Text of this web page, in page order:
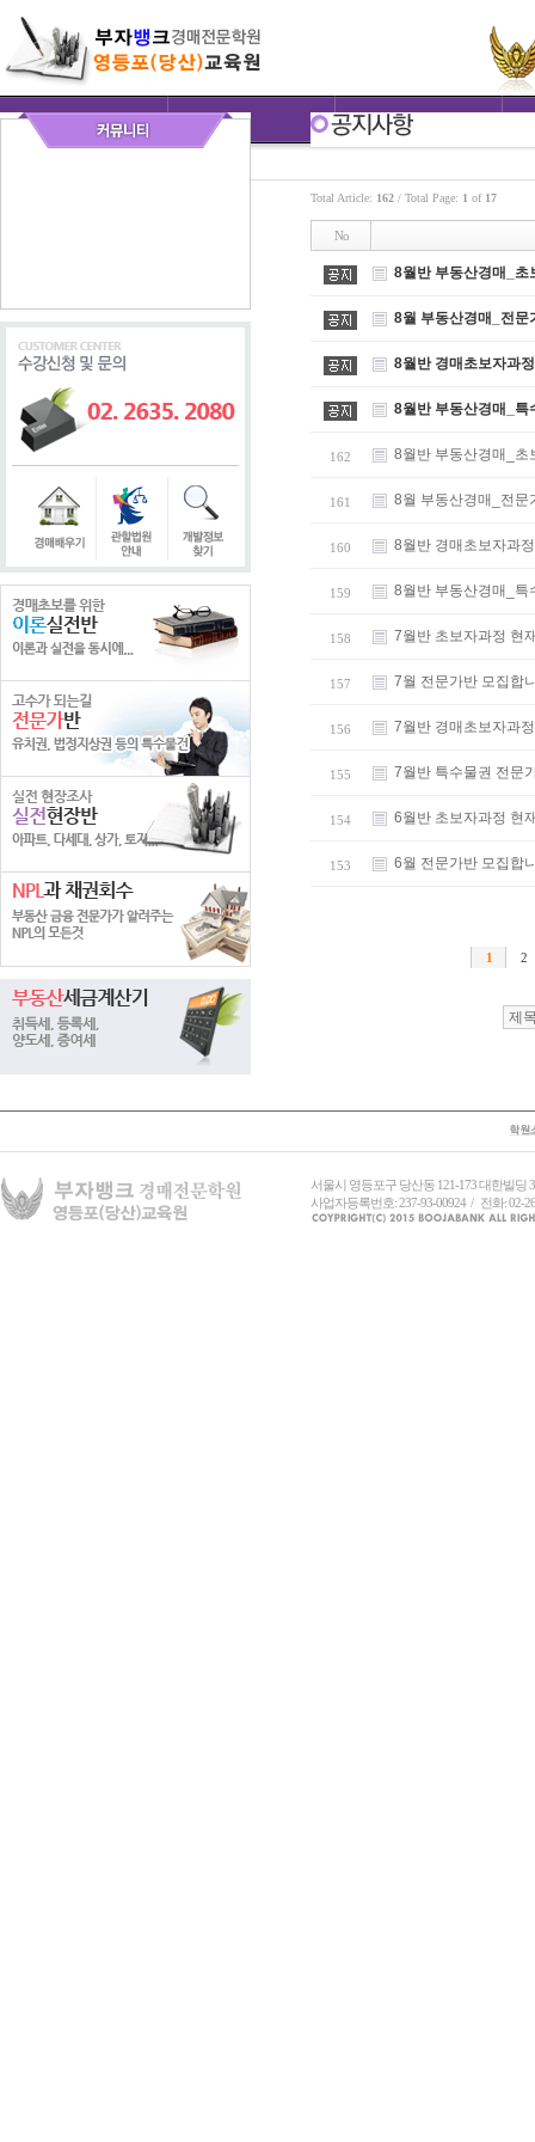
Total Article: 162 / Total Page: 1 of 17
No
8월반 부동산경매_
8월 부동산경매_전
8월반 경매초보자과
8월반 부동산경매_
162 8월반 부동산경매_
161 8월 부동산경매_전
160 8월반 경매초보자과
159 8월반 부동산경매_
158 7월반 초보자과정 현
157 7월 전문가반 모집합
156 7월반 경매초보자과
155 7월반 특수물권 전문
154 6월반 초보자과정 현
153 6월 전문가반 모집합
1 2
서울시 영등포구 당산동 121-173 대한빌
사업자등록번호: 237-93-00924 / 전화: 02-